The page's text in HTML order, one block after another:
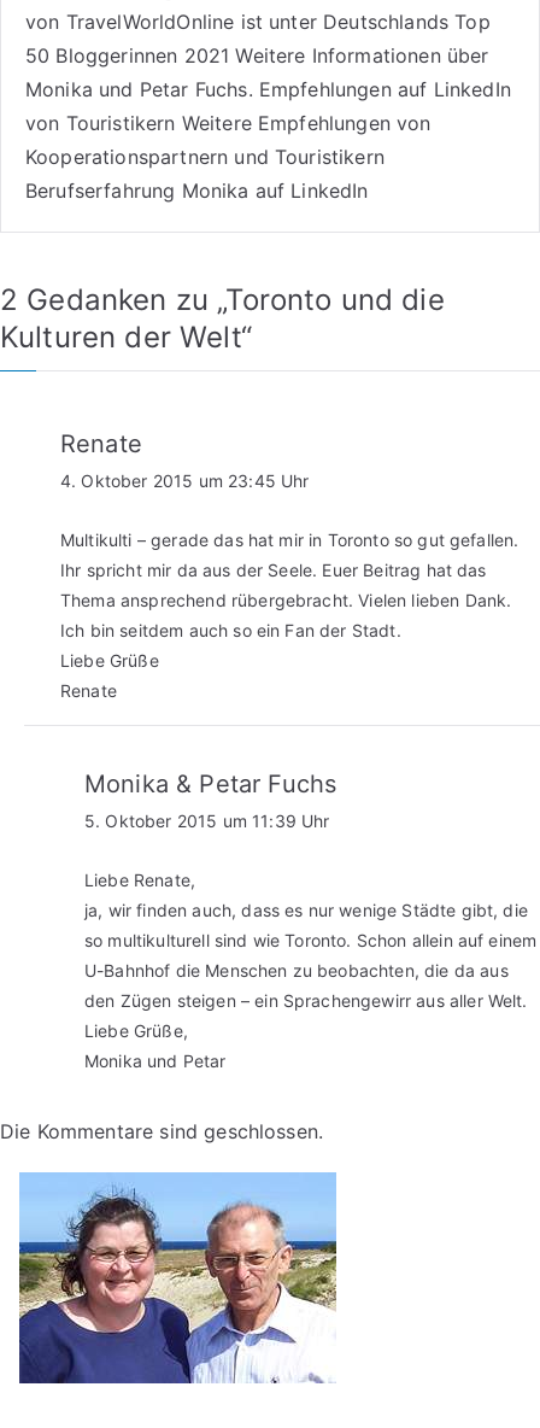
von TravelWorldOnline ist unter Deutschlands Top
50 Bloggerinnen 2021 Weitere Informationen über
Monika und Petar Fuchs. Empfehlungen auf LinkedIn
von Touristikern Weitere Empfehlungen von
Kooperationspartnern und Touristikern
Berufserfahrung Monika auf LinkedIn
2 Gedanken zu „Toronto und die
Kulturen der Welt“
Renate
4. Oktober 2015 um 23:45 Uhr
Multikulti – gerade das hat mir in Toronto so gut gefallen.
Ihr spricht mir da aus der Seele. Euer Beitrag hat das
Thema ansprechend rübergebracht. Vielen lieben Dank.
Ich bin seitdem auch so ein Fan der Stadt.
Liebe Grüße
Renate
Monika & Petar Fuchs
5. Oktober 2015 um 11:39 Uhr
Liebe Renate,
ja, wir finden auch, dass es nur wenige Städte gibt, die
so multikulturell sind wie Toronto. Schon allein auf einem
U-Bahnhof die Menschen zu beobachten, die da aus
den Zügen steigen – ein Sprachengewirr aus aller Welt.
Liebe Grüße,
Monika und Petar
Die Kommentare sind geschlossen.